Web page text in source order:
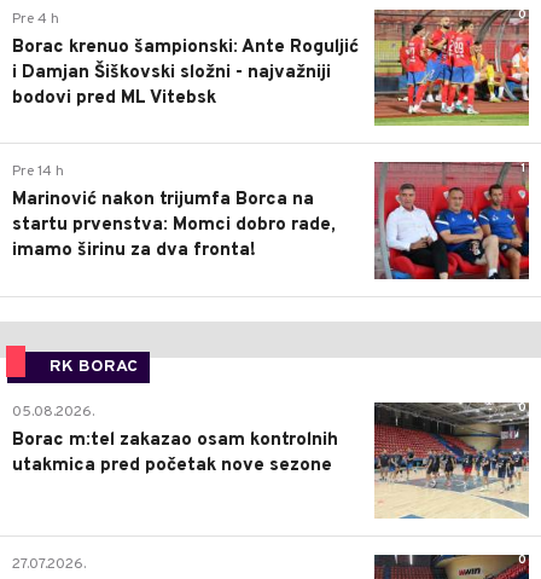
0
Pre 4 h
Borac krenuo šampionski: Ante Roguljić
i Damjan Šiškovski složni - najvažniji
bodovi pred ML Vitebsk
1
Pre 14 h
Marinović nakon trijumfa Borca na
startu prvenstva: Momci dobro rade,
imamo širinu za dva fronta!
RK BORAC
0
05.08.2026.
Borac m:tel zakazao osam kontrolnih
utakmica pred početak nove sezone
0
27.07.2026.